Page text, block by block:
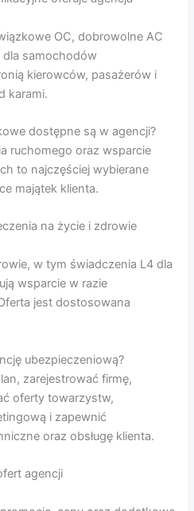
OC, dobrowolne AC
samochodów
kierowców, pasażerów i
karami.
dostępne są w agencji?
ruchomego oraz wsparcie
to najczęściej wybierane
majątek klienta.
na życie i zdrowie
w tym świadczenia L4 dla
wsparcie w razie
jest dostosowana
ubezpieczeniową?
zarejestrować firmę,
oferty towarzystw,
i zapewnić
oraz obsługę klienta.
agencji